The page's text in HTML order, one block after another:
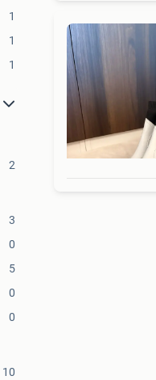
1
1
1
2
3
0
5
0
0
10